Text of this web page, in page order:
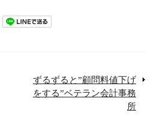
ずるずると”顧問料値下げ
をする”ベテラン会計事務
所